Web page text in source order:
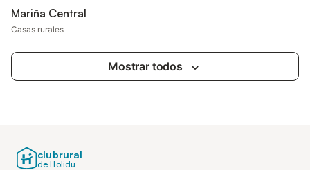
Mariña Central
Casas rurales
Mostrar todos
clubrural
de Holidu